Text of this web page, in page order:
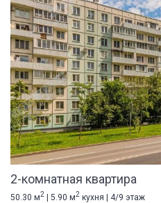
2-комнатная квартира
50.30 м2 | 5.90 м2 кухня | 4/9 этаж